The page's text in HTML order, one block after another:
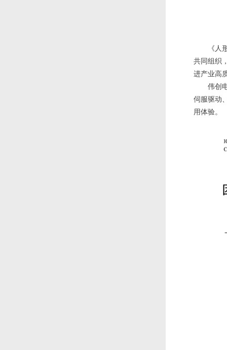
《人
共同组织
进产业高
伟创
伺服驱动
用体验。